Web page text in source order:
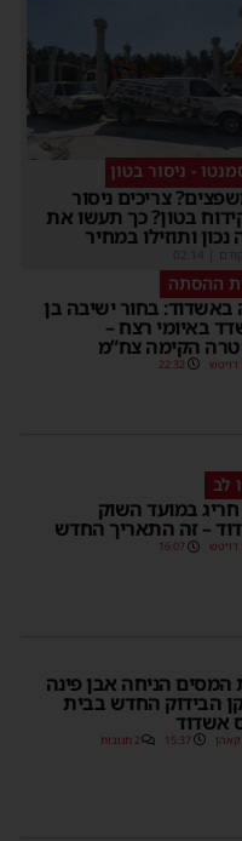
- ניסור בטון
צריכים ניסור
בטון? כך תעשו את
נכון ותוזילו במחיר
ההסתה
באשדוד: בחור ישיבה בן
נשדד באיומי רצח –
הקימה צח”מ
22:32
לב
חריג במועד השוק
– זה התאריך החדש
16:07
המסים הניחה אבן פינה
הבידוק החדש בבית
אשדוד
15:37 2 תגובות